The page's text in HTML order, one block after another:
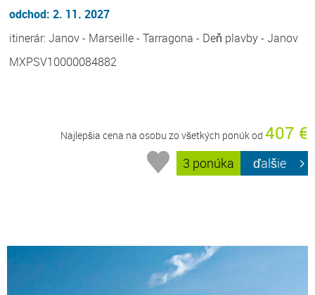
odchod: 2. 11. 2027
itinerár: Janov - Marseille - Tarragona - Deň plavby - Janov
MXPSV10000084882
Najlepšia cena na osobu zo všetkých ponúk od 407 €
3 ponúka ďalšie